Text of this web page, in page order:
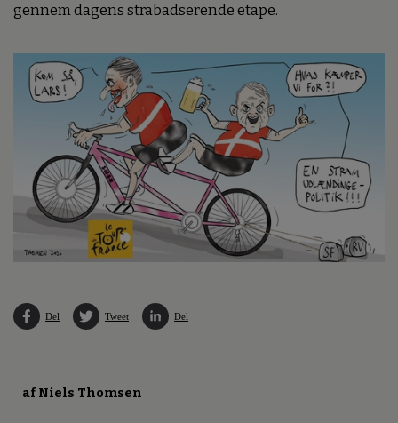
gennem dagens strabadserende etape.
Del Tweet Del
af Niels Thomsen